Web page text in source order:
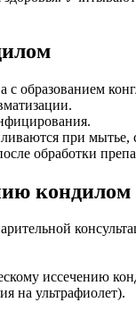
образованием
при мытье,
обработки
кондилом
иссечению
на ультрафиолет).